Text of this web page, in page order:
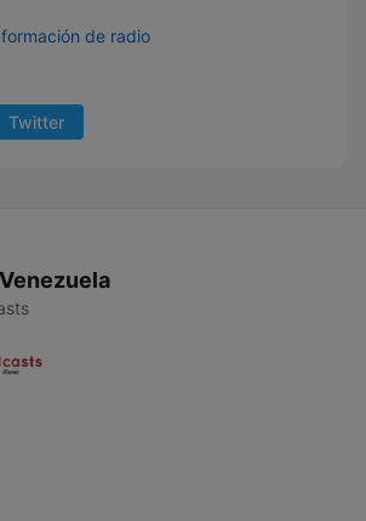
de radio
Twitter